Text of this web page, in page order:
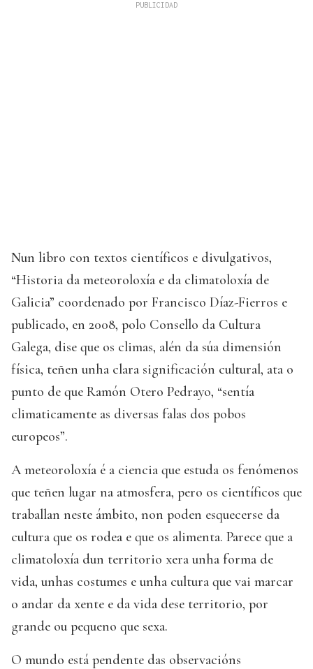
Nun libro con textos científicos e divulgativos,
“Historia da meteoroloxía e da climatoloxía de
Galicia” coordenado por Francisco Díaz-Fierros e
publicado, en 2008, polo Consello da Cultura
Galega, dise que os climas, alén da súa dimensión
física, teñen unha clara significación cultural, ata o
punto de que Ramón Otero Pedrayo, “sentía
climaticamente as diversas falas dos pobos
europeos”.
A meteoroloxía é a ciencia que estuda os fenómenos
que teñen lugar na atmosfera, pero os científicos que
traballan neste ámbito, non poden esquecerse da
cultura que os rodea e que os alimenta. Parece que a
climatoloxía dun territorio xera unha forma de
vida, unhas costumes e unha cultura que vai marcar
o andar da xente e da vida dese territorio, por
grande ou pequeno que sexa.
O mundo está pendente das observacións